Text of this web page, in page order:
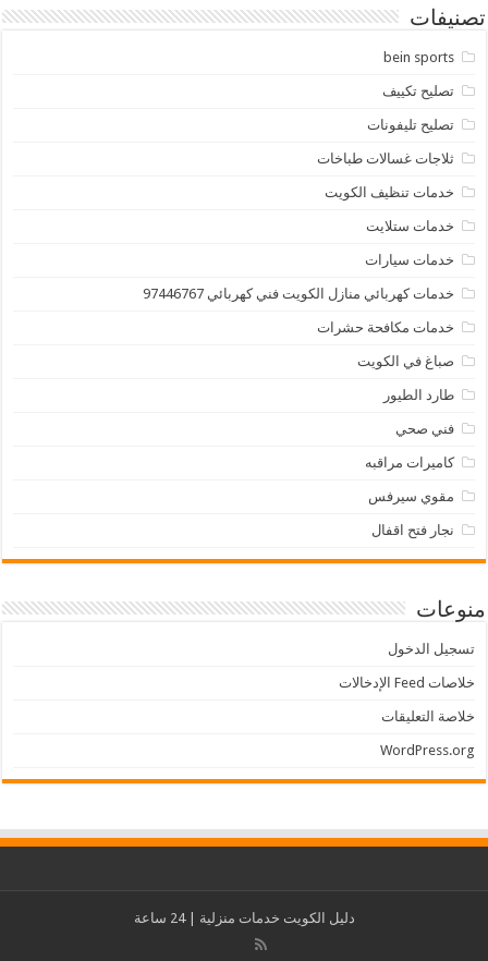
تصنيفات
bein sports
تصليح تكييف
تصليح تليفونات
ثلاجات غسالات طباخات
خدمات تنظيف الكويت
خدمات ستلايت
خدمات سيارات
خدمات كهربائي منازل الكويت فني كهربائي 97446767
خدمات مكافحة حشرات
صباغ في الكويت
طارد الطيور
فني صحي
كاميرات مراقبه
مقوي سيرفس
نجار فتح اقفال
منوعات
تسجيل الدخول
خلاصات Feed الإدخالات
خلاصة التعليقات
WordPress.org
دليل الكويت خدمات منزلية | 24 ساعة